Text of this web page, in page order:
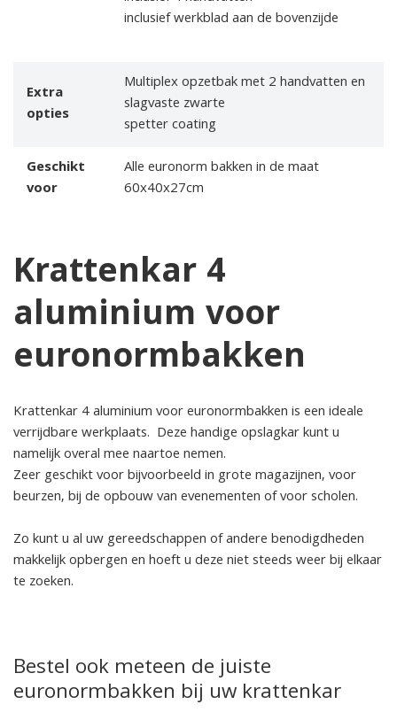
inclusief werkblad aan de bovenzijde
Extra
opties
Multiplex opzetbak met 2 handvatten en
slagvaste zwarte
spetter coating
Geschikt
voor
Alle euronorm bakken in de maat
60x40x27cm
Krattenkar 4
aluminium voor
euronormbakken
Krattenkar 4 aluminium voor euronormbakken is een ideale
verrijdbare werkplaats. Deze handige opslagkar kunt u
namelijk overal mee naartoe nemen.
Zeer geschikt voor bijvoorbeeld in grote magazijnen, voor
beurzen, bij de opbouw van evenementen of voor scholen.
Zo kunt u al uw gereedschappen of andere benodigdheden
makkelijk opbergen en hoeft u deze niet steeds weer bij elkaar
te zoeken.
Bestel ook meteen de juiste
euronormbakken bij uw krattenkar